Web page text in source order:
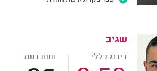
שגיב
דירוג כללי חוות דעת